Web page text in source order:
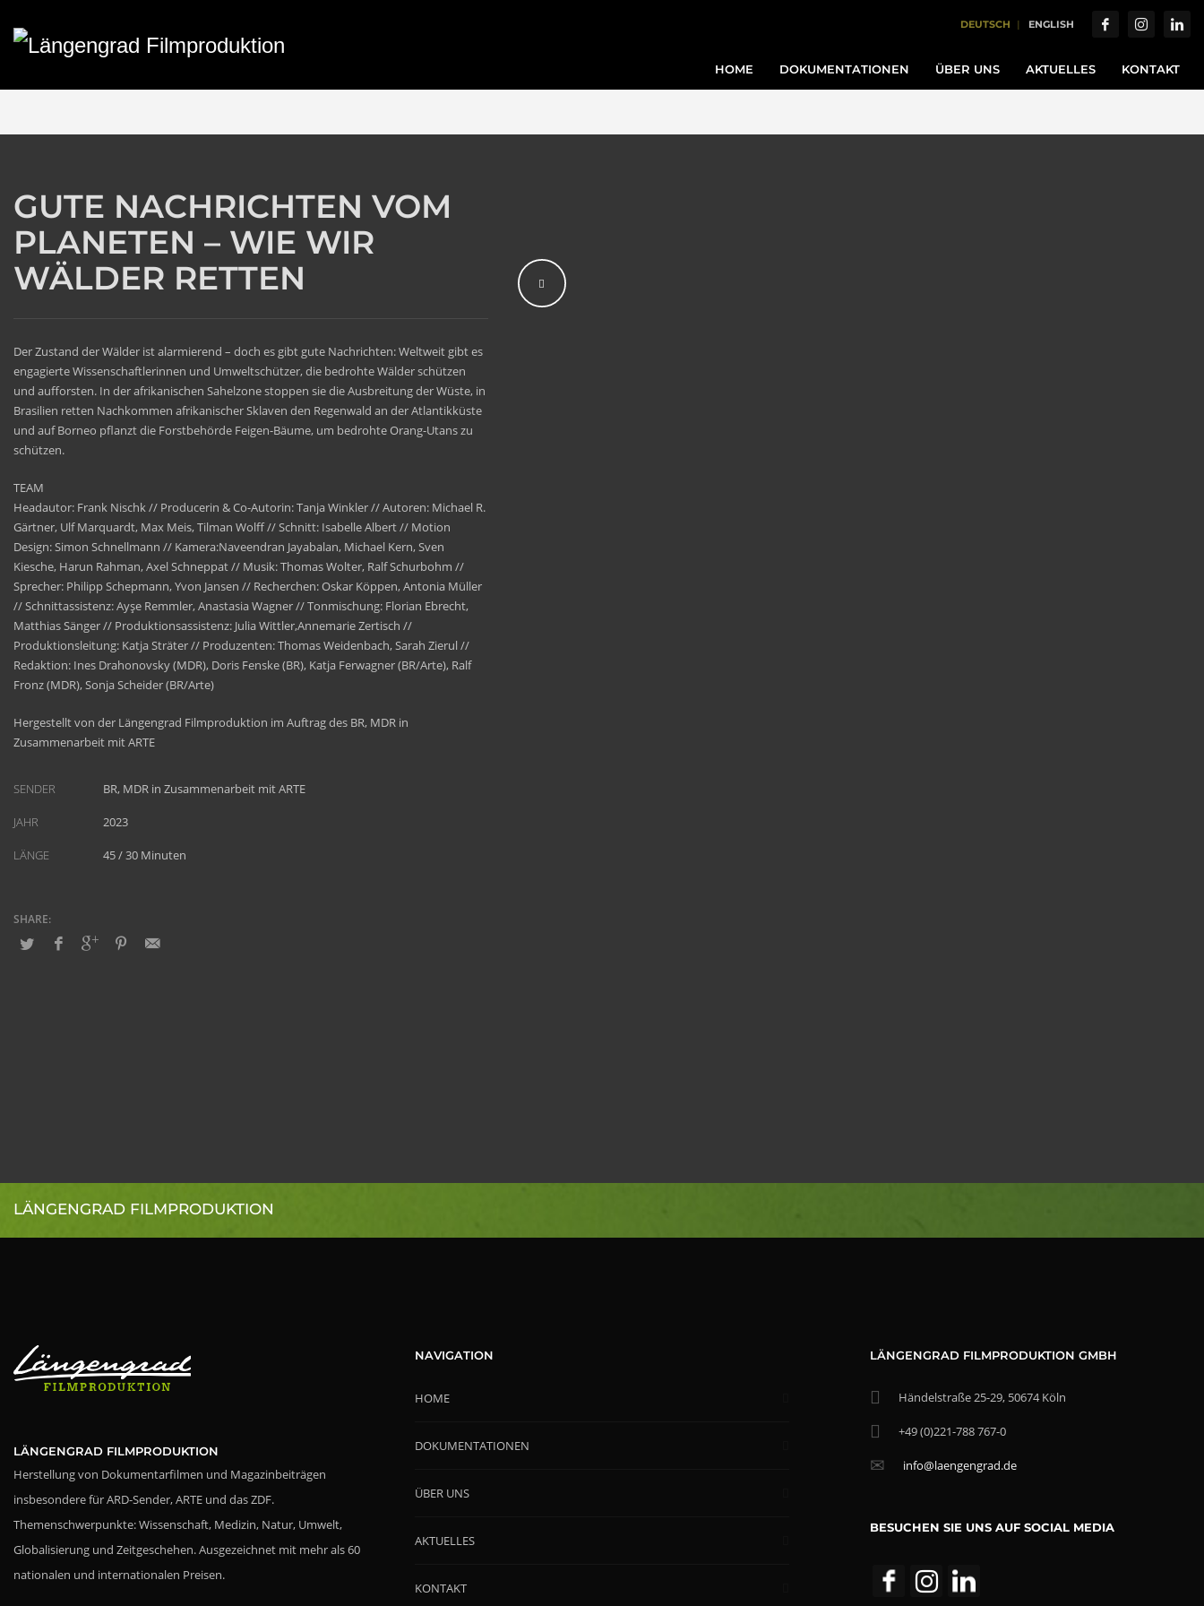
DEUTSCH ENGLISH
HOME DOKUMENTATIONEN ÜBER UNS AKTUELLES KONTAKT
GUTE NACHRICHTEN VOM
PLANETEN – WIE WIR
WÄLDER RETTEN
DerZustand der Wälder ist alarmierend – doch es gibt gute Nachrichten: Weltweit gibt es
engagierte Wissenschaftlerinnen und Umweltschützer, die bedrohte Wälder schützen
und aufforsten. In der afrikanischen Sahelzone stoppen sie die Ausbreitung der Wüste, in
Brasilien retten Nachkommen afrikanischer Sklaven den Regenwald an der Atlantikküste
und auf Borneo pflanzt die Forstbehörde Feigen-Bäume, um bedrohte Orang-Utans zu
schützen.
TEAM
Headautor: Frank Nischk // Producerin & Co-Autorin: Tanja Winkler // Autoren: Michael R.
Gärtner, Ulf Marquardt, Max Meis,Tilman Wolff// Schnitt: Isabelle Albert// Motion
Design:Simon Schnellmann // Kamera:Naveendran Jayabalan, Michael Kern,Sven
Kiesche, Harun Rahman,AxelSchneppat// Musik:Thomas Wolter, RalfSchurbohm //
Sprecher: PhilippSchepmann, Yvon Jansen // Recherchen:Oskar Köppen,Antonia Müller
// Schnittassistenz:Ayşe Remmler,Anastasia Wagner// Tonmischung: Florian Ebrecht,
Matthias Sänger// Produktionsassistenz: Julia Wittler,AnnemarieZertisch //
Produktionsleitung: Katja Sträter// Produzenten:Thomas Weidenbach,Sarah Zierul//
Redaktion: Ines Drahonovsky(MDR), Doris Fenske (BR), Katja Ferwagner(BR/Arte), Ralf
Fronz(MDR),Sonja Scheider (BR/Arte)
Hergestellt von der Längengrad Filmproduktion im Auftrag des BR, MDR in
Zusammenarbeit mit ARTE
SENDER BR, MDR in Zusammenarbeit mit ARTE
JAHR 2023
LÄNGE 45 / 30 Minuten
LÄNGENGRAD FILMPRODUKTION
LÄNGENGRAD FILMPRODUKTION
Herstellung von Dokumentarfilmen und Magazinbeiträgen
insbesondere für ARD-Sender, ARTE und das ZDF.
Themenschwerpunkte: Wissenschaft, Medizin, Natur, Umwelt,
Globalisierung und Zeitgeschehen. Ausgezeichnet mit mehr als 60
nationalen und internationalen Preisen.
NAVIGATION
HOME
DOKUMENTATIONEN
ÜBER UNS
AKTUELLES
KONTAKT
LÄNGENGRAD FILMPRODUKTION GMBH
Händelstraße 25-29, 50674 Köln
+49 (0)221-788 767-0
info@laengengrad.de
BESUCHEN SIE UNS AUF SOCIAL MEDIA